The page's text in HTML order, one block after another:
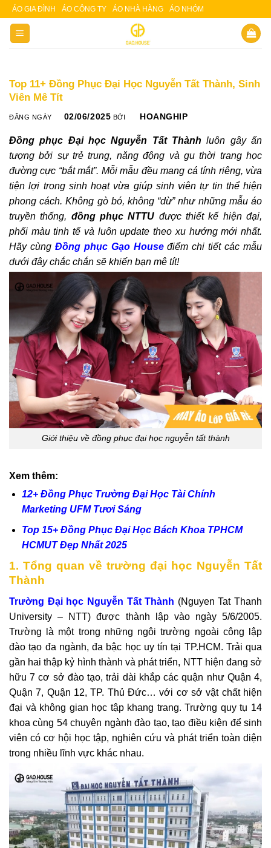
Skip
content
ÁO GIA ĐÌNH ÁO CÔNG TY ÁO NHÀ HÀNG ÁO NHÓM
Top 11+ Đồng Phục Đại Học Nguyễn Tất Thành, Sinh
Viên Mê Tít
ĐĂNG NGÀY 02/06/2025 BỞI HOANGHIP
Đồng phục Đại học Nguyễn Tất Thành luôn gây ấn
tượng bởi sự trẻ trung, năng động và gu thời trang học
đường cực “bắt mắt”. Mỗi mẫu đều mang cá tính riêng, vừa
tiện lợi trong sinh hoạt vừa giúp sinh viên tự tin thể hiện
phong cách. Không gò bó, không “dừ” như những mẫu áo
truyền thống, đồng phục NTTU được thiết kế hiện đại,
phối màu tinh tế và luôn update theo xu hướng mới nhất.
Hãy cùng Đồng phục Gạo Houseđiểm chi tiết các mẫu
dưới đây chắc chắn sẽ khiến bạn mê tít!
Giới thiệu về đồng phục đại học nguyễn tất thành
Xem thêm:
12+ Đồng Phục Trường Đại Học Tài Chính
Marketing UFM Tươi Sáng
Top 15+ Đồng Phục Đại Học Bách Khoa TPHCM
HCMUT Đẹp Nhất 2025
1. Tổng quan về trường đại học Nguyễn Tất
Thành
Trường Đại học Nguyễn Tất Thành (Nguyen Tat Thanh
University – NTT) được thành lập vào ngày 5/6/2005.
Trường là một trong những ngôi trường ngoài công lập
đào tạo đa ngành, đa bậc học uy tín tại TP.HCM. Trải qua
gần hai thập kỷ hình thành và phát triển, NTT hiện đang sở
hữu 7 cơ sở đào tạo, trải dài khắp các quận như Quận 4,
Quận 7, Quận 12, TP. Thủ Đức… với cơ sở vật chất hiện
đại và không gian học tập khang trang. Trường quy tụ 14
khoa cùng 54 chuyên ngành đào tạo, tạo điều kiện để sinh
viên có cơ hội học tập, nghiên cứu và phát triển toàn diện
trong nhiều lĩnh vực khác nhau.